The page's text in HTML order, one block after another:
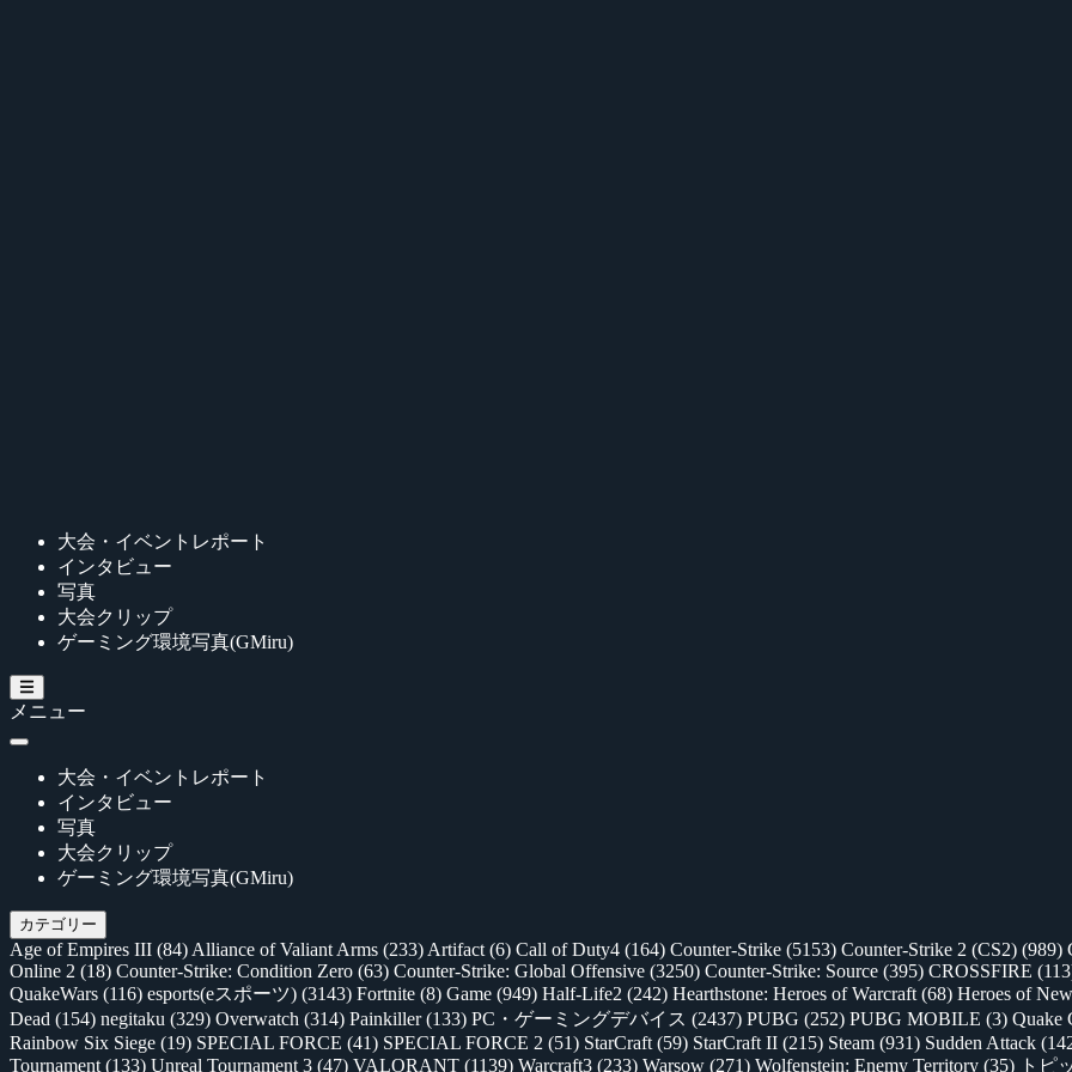
大会・イベントレポート
インタビュー
写真
大会クリップ
ゲーミング環境写真(GMiru)
メニュー
大会・イベントレポート
インタビュー
写真
大会クリップ
ゲーミング環境写真(GMiru)
カテゴリー
Age of Empires III (84) Alliance of Valiant Arms (233) Artifact (6) Call of Duty4 (164) Counter-Strike (5153) Counter-Strike 2 (CS2) (989)
Online 2 (18) Counter-Strike: Condition Zero (63) Counter-Strike: Global Offensive (3250) Counter-Strike: Source (395) CROSSFIRE
QuakeWars (116) esports(eスポーツ) (3143) Fortnite (8) Game (949) Half-Life2 (242) Hearthstone: Heroes of Warcraft (68) Heroes of
Dead (154) negitaku (329) Overwatch (314) Painkiller(133) PC・ゲーミングデバイス (2437) PUBG (252) PUBG MOBILE (3) Quake
Rainbow Six Siege (19) SPECIAL FORCE (41) SPECIAL FORCE 2 (51) StarCraft (59) StarCraft II (215) Steam (931) Sudden Attack
Tournament (133) Unreal Tournament 3 (47) VALORANT (1139) Warcraft3 (233) Warsow (271) Wolfenstein: Enemy Territory (35) トピ